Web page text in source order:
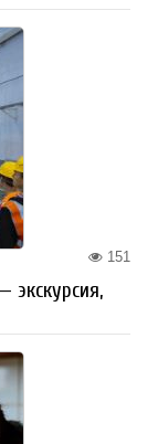
151
экскурсия,